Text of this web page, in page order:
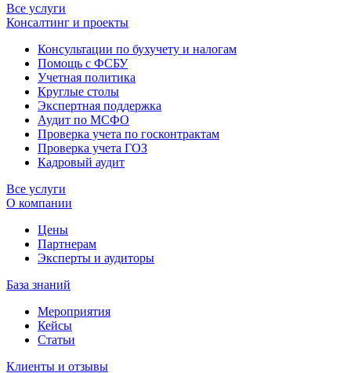
Все услуги
Консалтинг и проекты
Консультации по бухучету и налогам
Помощь с ФСБУ
Учетная политика
Круглые столы
Экспертная поддержка
Аудит по МСФО
Проверка учета по госконтрактам
Проверка учета ГОЗ
Кадровый аудит
Все услуги
О компании
Цены
Партнерам
Эксперты и аудиторы
База знаний
Мероприятия
Кейсы
Статьи
Клиенты и отзывы